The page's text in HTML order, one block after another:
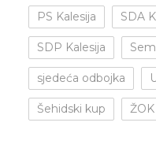
PS Kalesija SDA
SDP Kalesija
sjedeća odbojka
Šehidski kup